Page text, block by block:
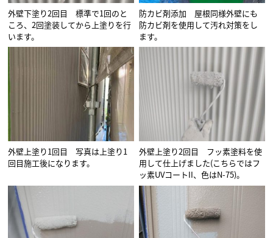
外壁下塗り2回目 標準で1回のと
ころ、2回塗装してから上塗りを行
います。
防カビ剤添加 屋根同様外壁にも
防カビ剤を使用して汚れ対策をし
ます。
外壁上塗り1回目 写真は上塗り1
回目施工後になります。
外壁上塗り2回目 フッ素塗料を使
用して仕上げました(こちらではフ
ッ素UVコートII、色はN-75)。